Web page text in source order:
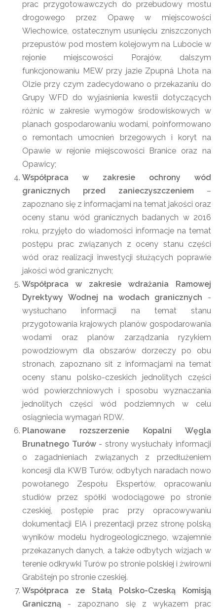
prac przygotowawczych do przebudowy mostu
drogowego przez Opawę w miejscowości
Wiechowice, ostatecznym usunięciu zniszczonych
przepustów pod mostem kolejowym na Lubocie w
rejonie miejscowości Porajów, dalszym
funkcjonowaniu MEW przy jazie Zpupná Lhota na
Olzie przy czym zadecydowano o przekazaniu do
Grupy WFD do wyjaśnienia kwestii dotyczących
różnic w zakresie wymogów środowiskowych w
planach gospodarowaniu wodami, poinformowano
o remontach umocnień brzegowych i koryt na
Opawie w rejonie miejscowości Branice oraz na
Opawicy;
Współpraca w zakresie ochrony wód
granicznych przed zanieczyszczeniem –
zapoznano się z informacjami na temat jakości oraz
oceny stanu wód granicznych badanych w 2016
roku, przyjęto do wiadomości informacje na temat
postępu prac związanych z oceny stanu części
wód oraz realizacji inwestycji służących poprawie
jakości wód granicznych;
Współpraca w zakresie wdrażania Ramowej
Dyrektywy Wodnej na wodach granicznych -
wysłuchano informacji na temat stanu
przygotowania krajowych planów gospodarowania
wodami oraz planów zarządzania ryzykiem
powodziowym dla obszarów dorzeczy po obu
stronach, zapoznano sit z informacjami na temat
oceny stanu polsko-czeskich jednolitych części
wód powierzchniowych i sposobu wyznaczania
jednolitych części wód podziemnych w celu
osiągniecia wymagań RDW.
Planowane rozszerzenie Kopalni Węgla
Brunatnego Turów- strony wysłuchały informacji
o zagadnieniach związanych z przedłużeniem
koncesji dla KWB Turów, odbytych naradach nowo
powołanego Zespołu Ekspertów, opracowaniu
studiów przez spółki wodociągowe po stronie
czeskiej, postępie prac przy opracowywaniu
dokumentacji EIA i prezentacji przez stronę polską
wyników modelu hydrogeologicznego, wzajemnie
przekazanych danych, a także odbytych wizjach w
terenie odkrywki Turów po stronie polskiej i żwirowni
Grabštejn po stronie czeskiej.
Współpraca ze Stałą Polsko-Czeską Komisją
Graniczną - zapoznano się z wykazem prac